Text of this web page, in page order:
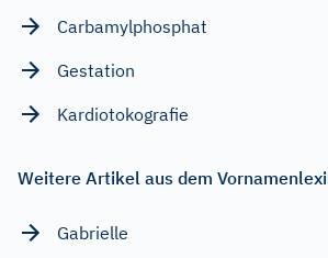
Carbamylphosphat
Gestation
Kardiotokografie
Weitere Artikel aus dem
Gabrielle